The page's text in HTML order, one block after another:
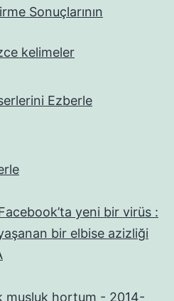
Sonuçlarının
kelimeler
Ezberle
yeni bir virüs :
bir elbise azizliği
musluk hortum - 2014-